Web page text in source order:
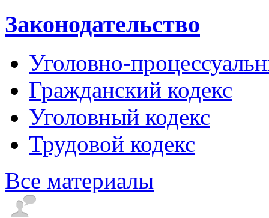
Законодательство
Уголовно-
Гражданский кодекс
Уголовный кодекс
Трудовой кодекс
Все материалы